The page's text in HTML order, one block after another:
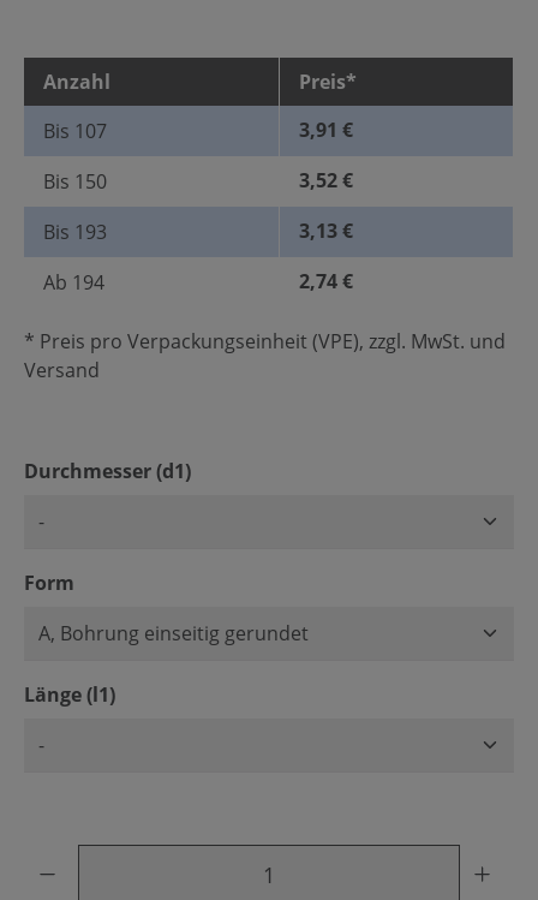
Anzahl
Preis*
Bis 107
3,91 €
Bis 150
3,52 €
Bis 193
3,13 €
Ab 194 2,74 €
* Preis pro Verpackungseinheit (VPE), zzgl. MwSt. und
Versand
Durchmesser (d1)auswählen
Form
Länge (l1)auswählen